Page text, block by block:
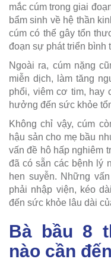
mắc cúm trong giai
bẩm sinh về hệ thần
cúm có thể gây tổn
đoạn sự phát triển bình
Ngoài ra, cúm nặng
miễn dịch, làm tăng
phổi, viêm cơ tim, hay
hưởng đến sức khỏe
Không chỉ vậy, cúm
hậu sản cho mẹ bầu
vấn đề hô hấp nghiêm
đã có sẵn các bệnh lý
hen suyễn. Những
phải nhập viện, kéo
đến sức khỏe lâu dài
Bà bầu 8
nào cần